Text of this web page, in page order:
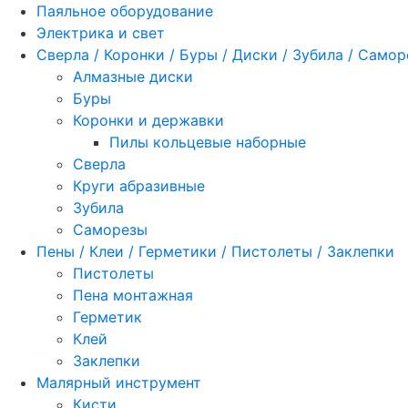
Паяльное оборудование
Электрика и свет
Сверла / Коронки / Буры / Диски / Зубила /
Алмазные диски
Буры
Коронки и державки
Пилы кольцевые наборные
Сверла
Круги абразивные
Зубила
Саморезы
Пены / Клеи / Герметики / Пистолеты / Заклепки
Пистолеты
Пена монтажная
Герметик
Клей
Заклепки
Малярный инструмент
Кисти